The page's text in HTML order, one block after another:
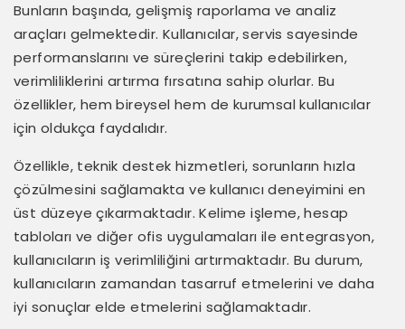
Bunların başında, gelişmiş raporlama ve analiz
araçları gelmektedir. Kullanıcılar, servis sayesinde
performanslarını ve süreçlerini takip edebilirken,
verimliliklerini artırma fırsatına sahip olurlar. Bu
özellikler, hem bireysel hem de kurumsal kullanıcılar
için oldukça faydalıdır.
Özellikle, teknik destek hizmetleri, sorunların hızla
çözülmesini sağlamakta ve kullanıcı deneyimini en
üst düzeye çıkarmaktadır. Kelime işleme, hesap
tabloları ve diğer ofis uygulamaları ile entegrasyon,
kullanıcıların iş verimliliğini artırmaktadır. Bu durum,
kullanıcıların zamandan tasarruf etmelerini ve daha
iyi sonuçlar elde etmelerini sağlamaktadır.